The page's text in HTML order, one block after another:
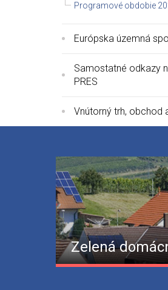
Programové obdobie
Európska územná
Samostatné odkazy
PRES
Vnútorný trh, obchod
Zelená